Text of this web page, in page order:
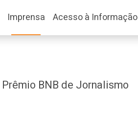
Imprensa Acesso à Informação
Prêmio BNB de Jornalismo